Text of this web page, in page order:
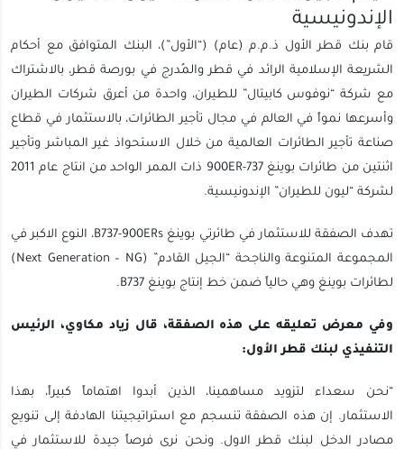
الإندونيسية
قام بنك قطر الأول ذ.م.م (عام) (“الأول”)، البنك المتوافق مع أحكام
الشريعة الإسلامية الرائد في قطر والمُدرج في بورصة قطر، بالاشتراك
مع شركة “نوفوس كابيتال” للطيران، واحدة من أعرق شركات الطيران
وأسرعها نمواً في العالم في مجال تأجير الطائرات، بالاستثمار في قطاع
صناعة تأجير الطائرات العالمية من خلال الاستحواذ غير المباشر وتأجير
اثنتين من طائرات بوينغ 737-900ER ذات الممر الواحد من انتاج عام 2011
لشركة “ليون للطيران” الإندونيسية.
تهدف الصفقة للاستثمار في طائرتي بوينغ B737-900ERs، النوع الاكبر في
المجموعة المتنوعة والناجحة “الجيل القادم” (Next Generation – NG)
لطائرات بوينغ وهي حالياً ضمن خط إنتاج بوينغ B737.
وفي معرض تعليقه على هذه الصفقة، قال زياد مكاوي، الرئيس
التنفيذي لبنك قطر الأول:
“نحن سعداء لتزويد مساهمينا، الذين أبدوا اهتماماً كبيراً، بهذا
الاستثمار. إن هذه الصفقة تنسجم مع استراتيجيتنا الهادفة إلى تنويع
مصادر الدخل لبنك قطر الاول. ونحن نرى فرصاً جيدة للاستثمار في